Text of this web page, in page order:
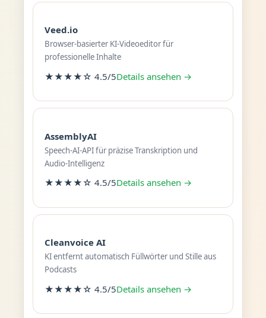
Veed.io
Browser-basierter KI-Videoeditor für
professionelle Inhalte
★★★★☆ 4.5/5Details ansehen →
AssemblyAI
Speech-AI-API für präzise Transkription und
Audio-Intelligenz
★★★★☆ 4.5/5Details ansehen →
Cleanvoice AI
KI entfernt automatisch Füllwörter und Stille aus
Podcasts
★★★★☆ 4.5/5Details ansehen →